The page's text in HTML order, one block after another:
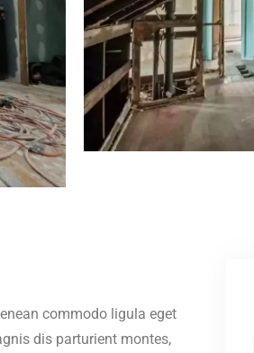
commodo ligula eget
dis parturient montes,